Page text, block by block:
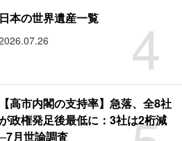
4
日本の世界遺産一覧
【高市内閣の支持率】急落、全8社
政権発足後最低に：3社は2桁減
月世論調査